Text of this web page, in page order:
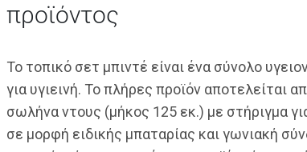
προϊόντος
Το τοπικό σετ μπιντέ είναι ένα σύνολο
για υγιεινή. Το πλήρες προϊόν αποτελείται
σωλήνα ντους (μήκος 125 εκ.) με στήριγμα
σε μορφή ειδικής μπαταρίας και γωνιακή